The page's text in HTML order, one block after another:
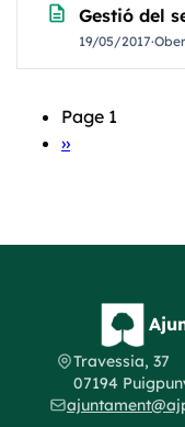
description Gestió del
19/05/2017·
Paginació
Page 1
Pàgina
››
Travessia, 37
07194